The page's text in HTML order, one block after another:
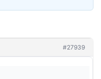
#27939